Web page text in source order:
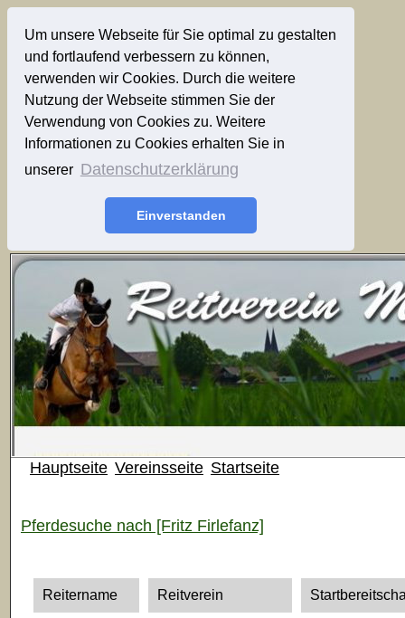
Um unsere Webseite für Sie optimal zu gestalten
und fortlaufend verbessern zu können,
verwenden wir Cookies. Durch die weitere
Nutzung der Webseite stimmen Sie der
Verwendung von Cookies zu. Weitere
Informationen zu Cookies erhalten Sie in
unserer Datenschutzerklärung
Einverstanden
Hauptseite Vereinsseite Startseite
Pferdesuche nach [Fritz Firlefanz]
Reitername Reitverein